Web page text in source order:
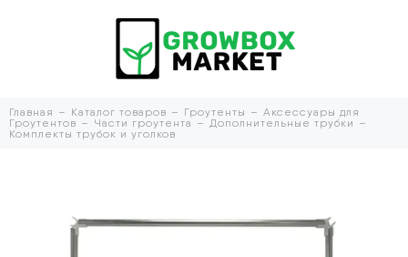
Главная Каталог товаров Гроутенты
Аксессуары для
Гроутентов
Части гроутента
Дополнительные трубки
Комплекты трубок и уголков